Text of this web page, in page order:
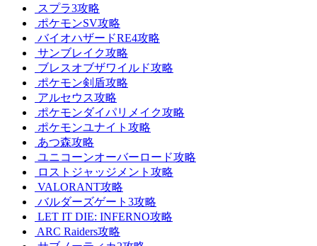
スプラ3攻略
ポケモンSV攻略
バイオハザードRE4攻略
サンブレイク攻略
ブレスオブザワイルド攻略
ポケモン剣盾攻略
アルセウス攻略
ポケモンダイパリメイク攻略
ポケモンユナイト攻略
あつ森攻略
ユニコーンオーバーロード攻略
ロストジャッジメント攻略
VALORANT攻略
バルダーズゲート3攻略
LET IT DIE: INFERNO攻略
ARC Raiders攻略